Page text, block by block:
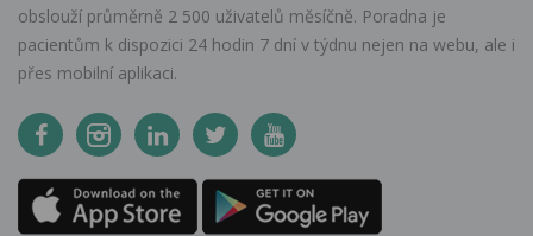
obslouží průměrně 2 500 uživatelů měsíčně. Poradna je
pacientům k dispozici 24 hodin 7 dní v týdnu nejen na webu, ale i
přes mobilní aplikaci.